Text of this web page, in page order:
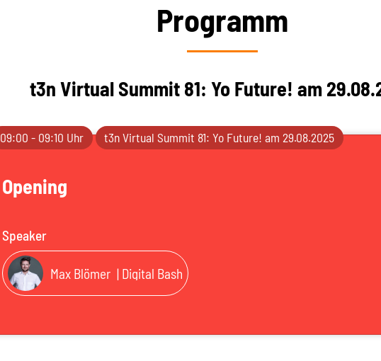
Programm
t3n Virtual Summit 81: Yo Future! am
09:00 - 09:10 Uhr t3n Virtual Summit 81: Yo Future! am 29.08.2025
Opening
Speaker
Max Blömer | Digital Bash